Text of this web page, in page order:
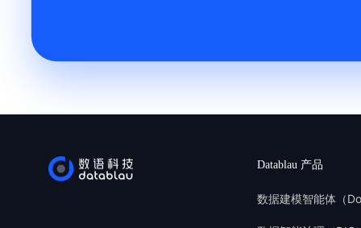
Datablau 产品
数据建模智能体（